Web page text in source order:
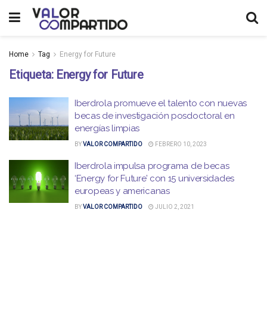
Home Tag Energy for Future
Etiqueta: Energy for Future
Iberdrola promueve el talento con nuevas
becas de investigación posdoctoral en
energías limpias
BYVALOR COMPARTIDO FEBRERO 10, 2023
Iberdrola impulsa programa de becas
‘Energy for Future’ con 15 universidades
europeas y americanas
BYVALOR COMPARTIDO JULIO 2, 2021